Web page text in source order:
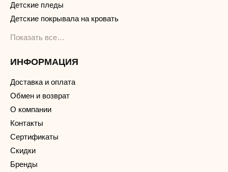
Детские пледы
Детские покрывала на кровать
Показать все…
ИНФОРМАЦИЯ
Доставка и оплата
Обмен и возврат
О компании
Контакты
Сертификаты
Скидки
Бренды